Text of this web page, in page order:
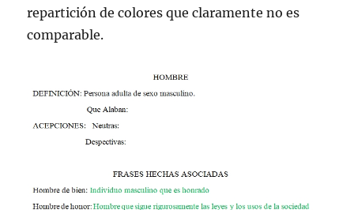
repartición de colores que claramente no es
comparable.